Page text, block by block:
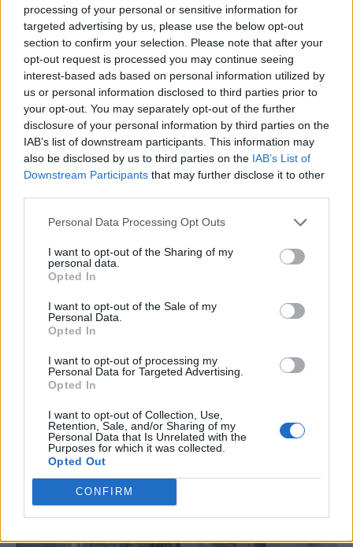
processing of your personal or sensitive information for
targeted advertising by us, please use the below opt-out
section to confirm your selection. Please note that after your
opt-out request is processed you may continue seeing
interest-based ads based on personal information utilized by
us or personal information disclosed to third parties prior to
your opt-out. You may separately opt-out of the further
disclosure of your personal information by third parties on the
IAB’s list of downstream participants. This information may
also be disclosed by us to third parties on the IAB’s List of
Downstream Participants that may further disclose it to other
Personal Data Processing Opt Outs
I want to opt-out of the Sharing of my
personal data.
Opted In
I want to opt-out of the Sale of my
Personal Data.
Opted In
I want to opt-out of processing my
Personal Data for Targeted Advertising.
Opted In
I want to opt-out of Collection, Use,
Retention, Sale, and/or Sharing of my
Personal Data that Is Unrelated with the
Purposes for which it was collected.
Opted Out
CONFIRM
Φαρμακείο διακοπών: Τι δεν πρέπει να
λείπει από τις αποσκευές σας
Ποια φάρμακα και είδη πρώτων βοηθειών πρέπει
να περιλαμβάνει το φαρμακείο των διακοπών για
την αντιμετώπιση των συνηθέστερων
εξορμήσεις.